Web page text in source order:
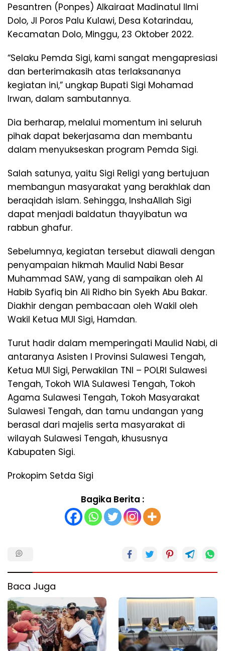
Pesantren (Ponpes) Alkairaat Madinatul Ilmi
Dolo, Jl Poros Palu Kulawi, Desa Kotarindau,
Kecamatan Dolo, Minggu, 23 Oktober 2022.
“Selaku Pemda Sigi, kami sangat mengapresiasi
dan berterimakasih atas terlaksananya
kegiatan ini,” ungkap Bupati Sigi Mohamad
Irwan, dalam sambutannya.
Dia berharap, melalui momentum ini seluruh
pihak dapat bekerjasama dan membantu
dalam menyukseskan program Pemda Sigi.
Salah satunya, yaitu Sigi Religi yang bertujuan
membangun masyarakat yang berakhlak dan
beraqidah islam. Sehingga, InshaAllah Sigi
dapat menjadi baldatun thayyibatun wa
rabbun ghafur.
Sebelumnya, kegiatan tersebut diawali dengan
penyampaian hikmah Maulid Nabi Besar
Muhammad SAW, yang di sampaikan oleh Al
Habib Syafiq bin Ali Ridho bin Syekh Abu Bakar.
Diakhir dengan pembacaan oleh Wakil oleh
Wakil Ketua MUI Sigi, Hamdan.
Turut hadir dalam memperingati Maulid Nabi, di
antaranya Asisten I Provinsi Sulawesi Tengah,
Ketua MUI Sigi, Perwakilan TNI – POLRI Sulawesi
Tengah, Tokoh WIA Sulawesi Tengah, Tokoh
Agama Sulawesi Tengah, Tokoh Masyarakat
Sulawesi Tengah, dan tamu undangan yang
berasal dari majelis serta masyarakat di
wilayah Sulawesi Tengah, khususnya
Kabupaten Sigi.
Prokopim Setda Sigi
Bagika Berita :
Baca Juga